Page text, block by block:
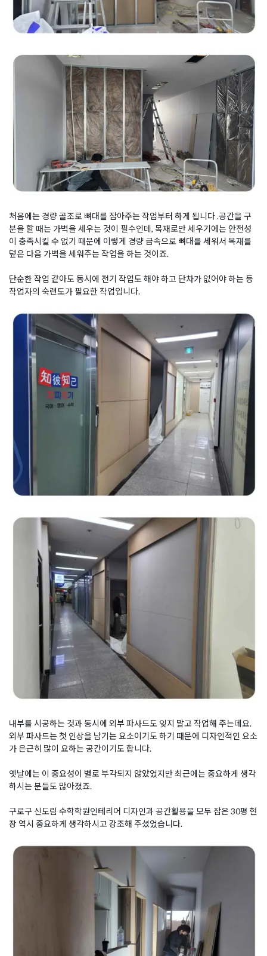
처음에는 경량 골조로 뼈대를 잡아주는 작업부터 하게 됩니다 .공간을 구
분을 할 때는 가벽을 세우는 것이 필수인데, 목재로만 세우기에는 안전성
이 충족시킬 수 없기 때문에 이렇게 경량 금속으로 뼈대를 세워서 목재를
덮은 다음 가벽을 세워주는 작업을 하는 것이죠.
단순한 작업 같아도 동시에 전기 작업도 해야 하고 단차가 없어야 하는 등
작업자의 숙련도가 필요한 작업입니다.
내부를 시공하는 것과 동시에 외부 파사드도 잊지 말고 작업해 주는데요.
외부 파사드는 첫 인상을 남기는 요소이기도 하기 때문에 디자인적인 요소
가 은근히 많이 요하는 공간이기도 합니다.
옛날에는 이 중요성이 별로 부각되지 않았었지만 최근에는 중요하게 생각
하시는 분들도 많아졌죠.
구로구 신도림 수학학원인테리어 디자인과 공간활용을 모두 잡은 30평 현
장 역시 중요하게 생각하시고 강조해 주셨었습니다.